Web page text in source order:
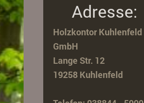
Adresse:
Holzkontor Kuhlenfeld
GmbH
Lange Str. 12
19258 Kuhlenfeld